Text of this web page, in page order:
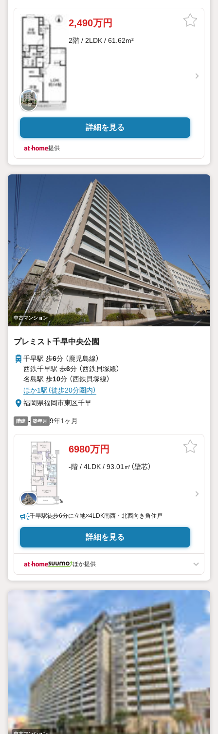
2,490万円
2階 / 2LDK / 61.62m²
詳細を見る
提供
中古マンション
プレミスト千早中央公園
千早駅 歩6分 （鹿児島線）
西鉄千早駅 歩6分 （西鉄貝塚線）
名島駅 歩10分 （西鉄貝塚線）
ほか1駅（徒歩20分圏内）
福岡県福岡市東区千早
階建 - 築年月 9年1ヶ月
6980万円
-階 / 4LDK / 93.01㎡（壁芯）
千早駅徒歩6分に立地×4LDK南西・北西向き角住戸
詳細を見る
ほか提供